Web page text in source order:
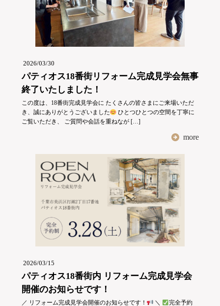
2026/03/30
パティオス18番街リフォーム完成見学会無事
終了いたしました！
この度は、18番街完成見学会に たくさんの皆さまにご来場いただ
き、誠にありがとうございました
ひとつひとつの空間を丁寧に
ご覧いただき、 ご質問や会話を重ねなが […]
more
2026/03/15
パティオス18番街内 リフォーム完成見学会
開催のお知らせです！
／ リフォーム完成見学会開催のお知らせです！ ＼
完全予約